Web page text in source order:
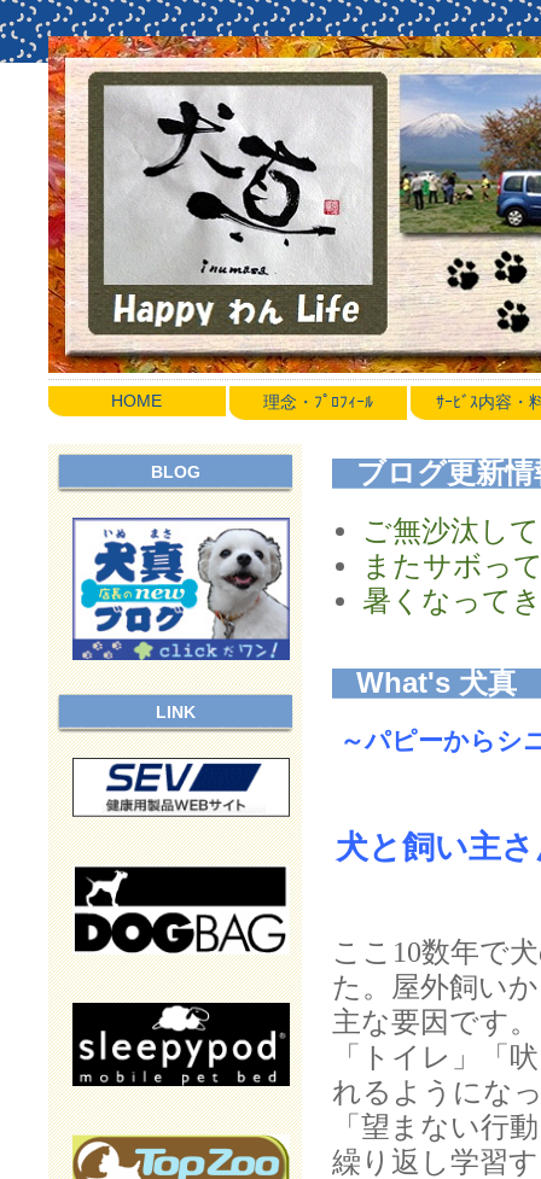
HOME 理念・ﾌﾟﾛﾌｨｰﾙ ｻｰﾋﾞｽ内容・
ブログ更新情
ご無沙汰し
またサボっ
暑くなって
What's 犬真
～パピーからシ
犬と飼い主
ここ10数年で
た。屋外飼い
主な要因です。
「トイレ」「
れるようにな
「望まない行
繰り返 し学習
BLOG
LINK